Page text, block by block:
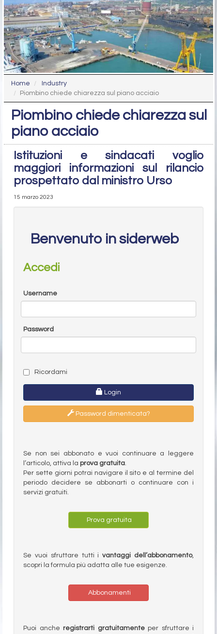
Home
Industry
Piombino chiede chiarezza sul piano acciaio
Piombino chiede chiarezza sul
piano acciaio
Istituzioni e sindacati voglio
maggiori informazioni sul rilancio
prospettato dal ministro Urso
15 marzo 2023
Benvenuto in siderweb
Accedi
Username
Password
Ricordami
Login
Password dimenticata?
Se non sei abbonato e vuoi continuare a leggere
l’articolo, attiva la prova gratuita.
Per sette giorni potrai navigare il sito e al termine del
periodo decidere se abbonarti o continuare con i
servizi gratuiti.
Prova gratuita
Se vuoi sfruttare tutti ivantaggi dell’abbonamento,
scopri la formula più adatta alle tue esigenze.
Abbonamenti
Puoi anche registrarti gratuitamenteper sfruttare i